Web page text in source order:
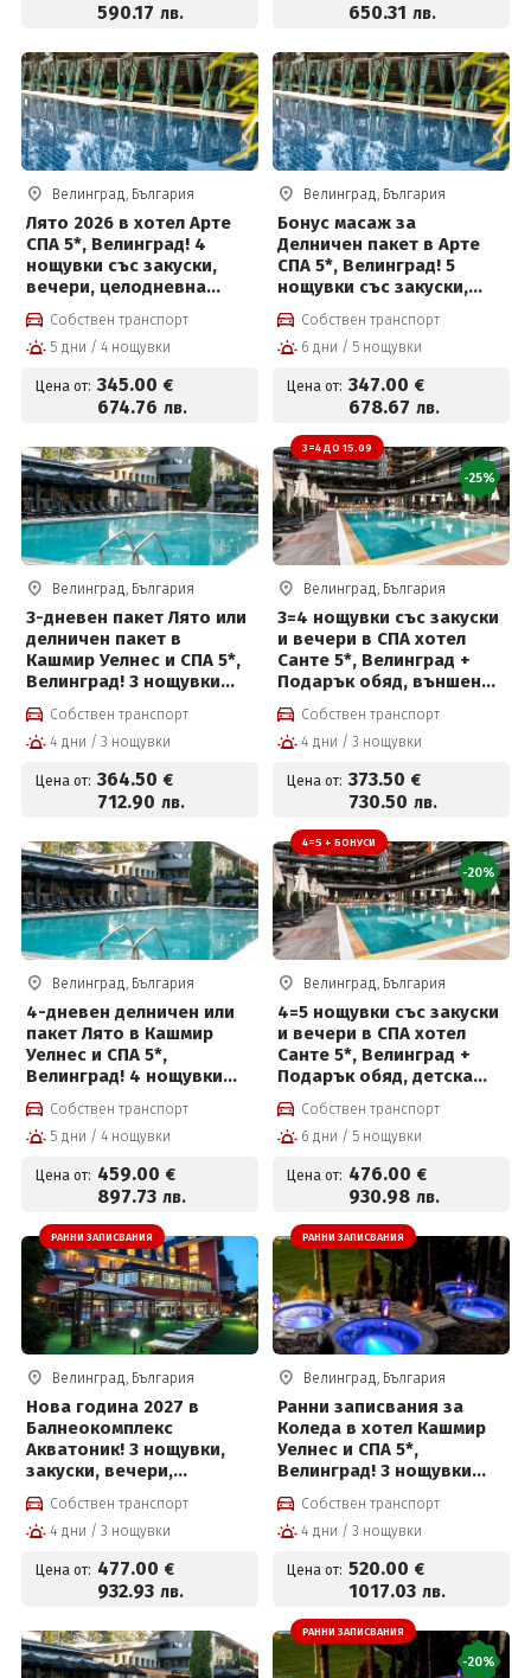
590.17 лв. 650.31 лв.
Велинград, България
Лято 2026 в хотел Арте
СПА 5*, Велинград! 4
нощувки със закуски,
вечери, целодневна
детска анимация,
вътрешен и външен
басейн с минерална вода
и СПА пакет и Безплатно
за деца до 12 г
Собствен транспорт
5 дни / 4 нощувки
Цена от: 345.00 €
674.76 лв.
Велинград, България
Бонус масаж за
Делничен пакет в Арте
СПА 5*, Велинград! 5
нощувки със закуски,
вечери, масаж,
вътрешен и външен
басейн с минерална вода
и СПА пакет и Безплатно
за деца до 12 г
Собствен транспорт
6 дни / 5 нощувки
Цена от: 347.00 €
678.67 лв.
Велинград, България
3-дневен пакет Лято или
делничен пакет в
Кашмир Уелнес и СПА 5*,
Велинград! 3 нощувки
със закуски, вечери и
ползване на СПА
Собствен транспорт
4 дни / 3 нощувки
Цена от: 364.50 €
712.90 лв.
3=4 ДО 15.09
-25%
Велинград, България
3=4 нощувки със закуски
и вечери в СПА хотел
Санте 5*, Велинград +
Подарък обяд, външен
басейн, детска анимация
и СПА център на цени от
373.50 € на човек
Собствен транспорт
4 дни / 3 нощувки
Цена от: 373.50 €
730.50 лв.
Велинград, България
4-дневен делничен или
пакет Лято в Кашмир
Уелнес и СПА 5*,
Велинград! 4 нощувки
със закуски, премиум
вечери и ползване на
СПА център
Собствен транспорт
5 дни / 4 нощувки
Цена от: 459.00 €
897.73 лв.
4=5 + БОНУСИ
-20%
Велинград, България
4=5 нощувки със закуски
и вечери в СПА хотел
Санте 5*, Велинград +
Подарък обяд, детска
анимация, външен
басейн и СПА център на
цени от 476€ на човек и
Безплатно за дете до 10г
Собствен транспорт
6 дни / 5 нощувки
Цена от: 476.00 €
930.98 лв.
РАННИ ЗАПИСВАНИЯ
Велинград, България
Нова година 2027 в
Балнеокомплекс
Акватоник! 3 нощувки,
закуски, вечери,
Новогодишна вечеря с
напитки, брънч, DJ парти
и СПА център на цени от
477 € на човек
Собствен транспорт
4 дни / 3 нощувки
Цена от: 477.00 €
932.93 лв.
РАННИ ЗАПИСВАНИЯ
Велинград, България
Ранни записвания за
Коледа в хотел Кашмир
Уелнес и СПА 5*,
Велинград! 3 нощувки
със закуски, премиум
вечери, празнична
вечеря с програма и СПА
Собствен транспорт
4 дни / 3 нощувки
Цена от: 520.00 €
1017.03 лв.
РАННИ ЗАПИСВАНИЯ
-20%